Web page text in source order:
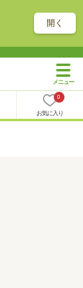
開く
0
お気に入り